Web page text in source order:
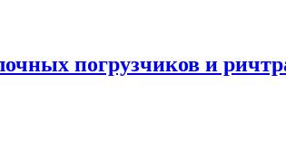
погрузчиков и